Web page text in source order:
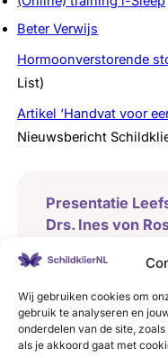
Wij gebruiken cookies om
gebruik te analyseren en
onderdelen van de site,
als je akkoord gaat met
Beter Verwijs
Hormoonverstorende
List)
Artikel ‘Handvat voor
Nieuwsbericht
Presentatie
Drs. Ines von
Leefstijlroer –